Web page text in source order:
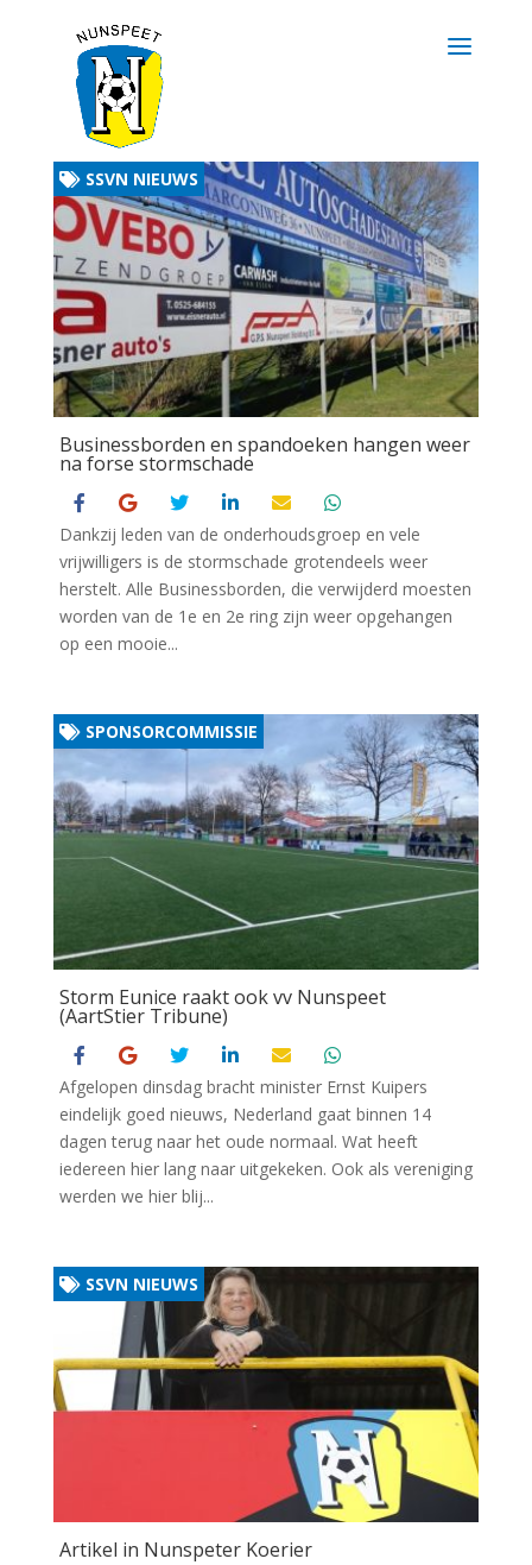
Businessborden en spandoeken hangen weer
na forse stormschade
SSVN NIEUWS
Dankzij leden van de onderhoudsgroep en vele
vrijwilligers is de stormschade grotendeels weer
herstelt. Alle Businessborden, die verwijderd moesten
worden van de 1e en 2e ring zijn weer opgehangen
op een mooie...
Storm Eunice raakt ook vv Nunspeet
(AartStier Tribune)
SPONSORCOMMISSIE
Afgelopen dinsdag bracht minister Ernst Kuipers
eindelijk goed nieuws, Nederland gaat binnen 14
dagen terug naar het oude normaal. Wat heeft
iedereen hier lang naar uitgekeken. Ook als vereniging
werden we hier blij...
Artikel in Nunspeter Koerier
SSVN NIEUWS